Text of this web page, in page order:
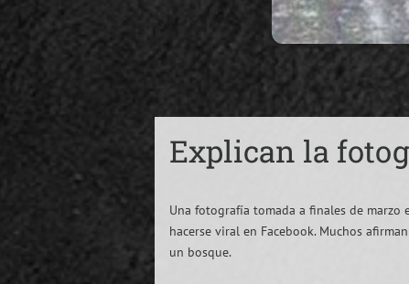
Explican la
Una fotografía tomada a finales de marzo
hacerse viral en Facebook. Muchos
un bosque.